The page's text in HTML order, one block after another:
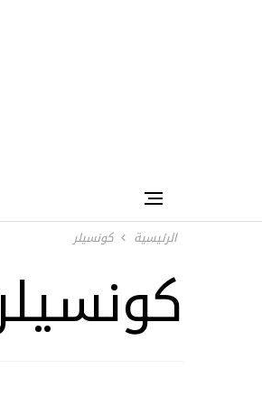
الرئيسية كونسيلر